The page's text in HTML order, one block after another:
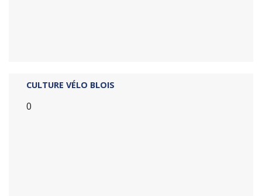
CULTURE VÉLO BLOIS
0